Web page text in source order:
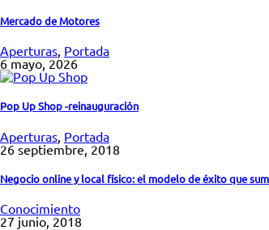
Mercado de Motores
Aperturas, Portada
6 mayo, 2026
Pop Up Shop -reinauguración
Aperturas Portada
26 septiembre, 2018
Negocio online y local físico: el modelo de éxito que
Conocimiento
27 junio, 2018